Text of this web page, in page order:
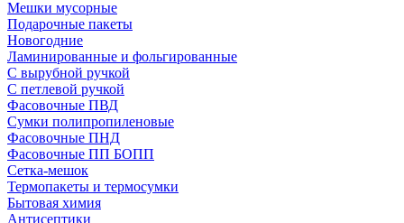
Мешки мусорные
Подарочные пакеты
Новогодние
Ламинированные и фольгированные
С вырубной ручкой
С петлевой ручкой
Фасовочные ПВД
Сумки полипропиленовые
Фасовочные ПНД
Фасовочные ПП БОПП
Сетка-мешок
Термопакеты и термосумки
Бытовая химия
Антисептики